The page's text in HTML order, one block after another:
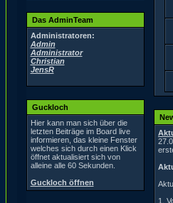
Das AdminTeam
Administratoren:
Admin
Administrator
Christian
JensR
Guckloch
Hier kann man sich über die
letzten Beiträge im Board live
informieren, das kleine Fenster
welches sich durch einen Klick
öffnet aktualisiert sich von
alleine alle 60 Sekunden.
Guckloch öffnen
1.